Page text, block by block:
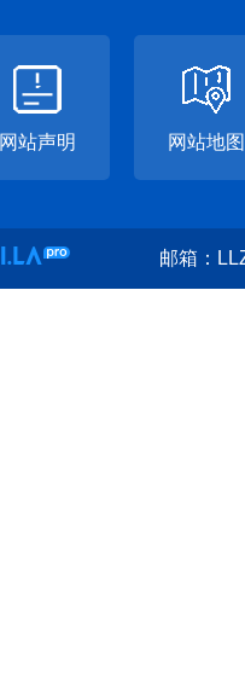
网站声明 网站地图
邮箱：